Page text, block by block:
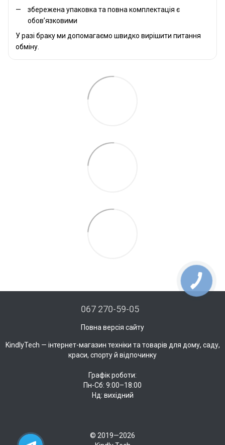
збережена упаковка та повна комплектація є
обов’язковими
У разі браку ми допомагаємо швидко вирішити питання
обміну.
067 270-59-05
Повна версія сайту
KindlyTech — інтернет-магазин техніки та товарів для дому, саду,
краси, спорту й відпочинку
Графік роботи:
Пн-Сб: 9:00–18:00
Нд: вихідний
© 2019—2026